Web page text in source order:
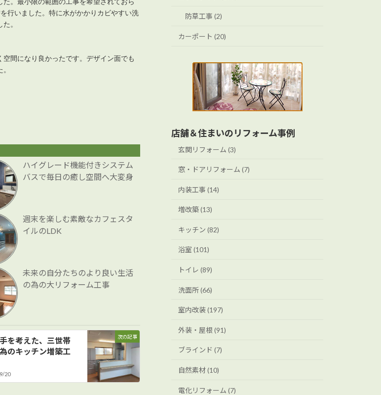
行いました。特に水がかかりカビやすい洗
。
間になり良かったです。デザイン面でも
ハイグレード機能付きシステム
バスで毎日の癒し空間へ大変身
週末を楽しむ素敵なカフェスタ
イルのLDK
未来の自分たちのより良い生活
の為の大リフォーム工事
次の記事
を考えた、三世帯
のキッチン増築工
20
防草工事 (2)
カーポート (20)
店舗＆住まいのリフォーム事例
玄関リフォーム (3)
窓・ドアリフォーム (7)
内装工事 (14)
増改築 (13)
キッチン (82)
浴室 (101)
トイレ (89)
洗面所 (66)
室内改装 (197)
外装・屋根 (91)
ブラインド (7)
自然素材 (10)
電化リフォーム (7)